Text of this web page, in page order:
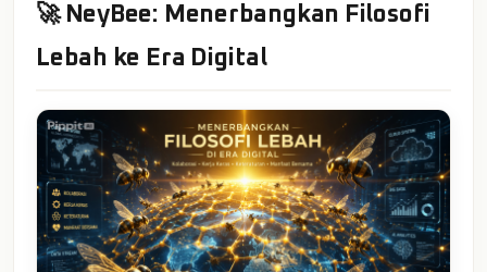
🚀 NeyBee: Menerbangkan Filosofi
Lebah ke Era Digital